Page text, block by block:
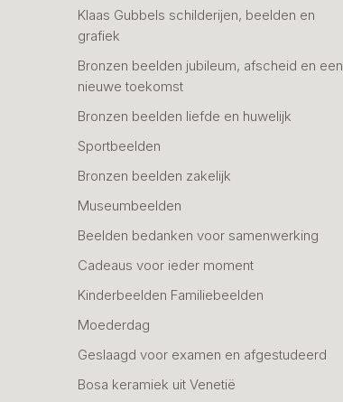
Klaas Gubbels schilderijen, beelden en
grafiek
Bronzen beelden jubileum, afscheid en een
nieuwe toekomst
Bronzen beelden liefde en huwelijk
Sportbeelden
Bronzen beelden zakelijk
Museumbeelden
Beelden bedanken voor samenwerking
Cadeaus voor ieder moment
Kinderbeelden Familiebeelden
Moederdag
Geslaagd voor examen en afgestudeerd
Bosa keramiek uit Venetië